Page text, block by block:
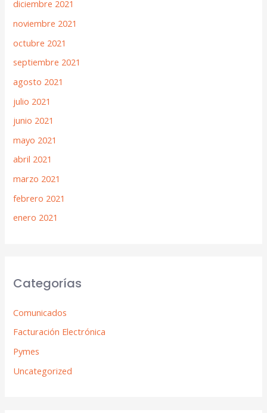
diciembre 2021
noviembre 2021
octubre 2021
septiembre 2021
agosto 2021
julio 2021
junio 2021
mayo 2021
abril 2021
marzo 2021
febrero 2021
enero 2021
Categorías
Comunicados
Facturación Electrónica
Pymes
Uncategorized